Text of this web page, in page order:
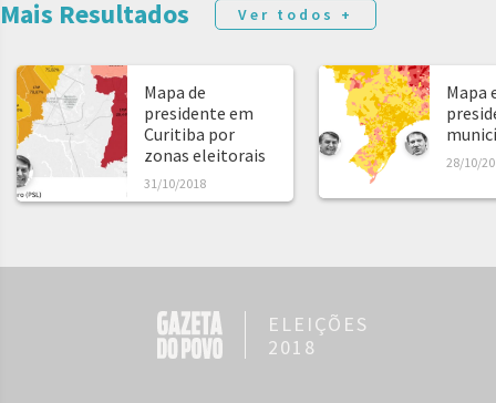
Mais Resultados Ver todos +
Mapa de
presidente em
Curitiba por
zonas eleitorais
31/10/2018
Mapa
28/10/
ELEIÇÕES
2018